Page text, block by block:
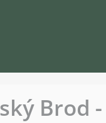
Brod -